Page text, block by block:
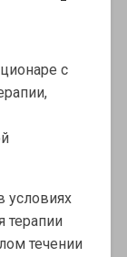
с
условиях
терапии
течении